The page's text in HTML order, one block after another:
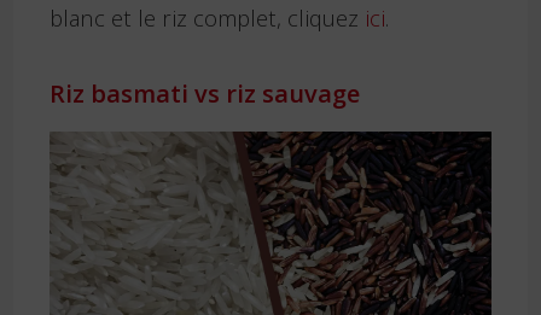
blanc et le riz complet, cliquez ici.
Riz basmati vs riz sauvage